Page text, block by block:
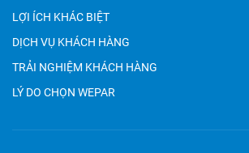
LỢI ÍCH KHÁC BIỆT
DỊCH VỤ KHÁCH HÀNG
TRẢI NGHIỆM KHÁCH HÀNG
LÝ DO CHỌN WEPAR